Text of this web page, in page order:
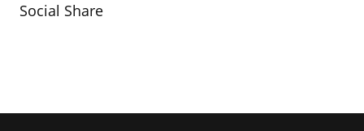
Social Share